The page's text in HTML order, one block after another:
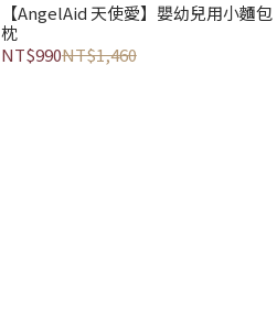
【AngelAid 天使愛】嬰幼兒用小麵包
枕
NT$990NT$1,460